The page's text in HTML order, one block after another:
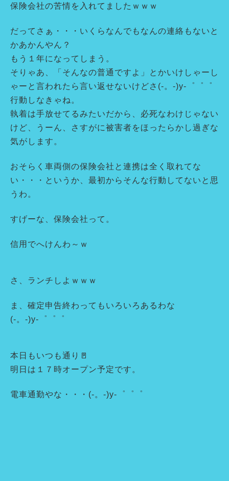
保険会社の苦情を入れてましたｗｗｗ
だってさぁ・・・いくらなんでもなんの連絡もないと
かあかんやん？
もう１年になってしまう。
そりゃあ、「そんなの普通ですよ」とかいけしゃーし
ゃーと言われたら言い返せないけどさ(-。-)y-゜゜゜
行動しなきゃね。
執着は手放せてるみたいだから、必死なわけじゃない
けど、うーん、さすがに被害者をほったらかし過ぎな
気がします。
おそらく車両側の保険会社と連携は全く取れてな
い・・・というか、最初からそんな行動してないと思
うわ。
すげーな、保険会社って。
信用でへけんわ～ｗ
さ、ランチしよｗｗｗ
ま、確定申告終わってもいろいろあるわな
(-。-)y-゜゜゜
本日もいつも通り🚪
明日は１７時オープン予定です。
電車通勤やな・・・(-。-)y-゜゜゜